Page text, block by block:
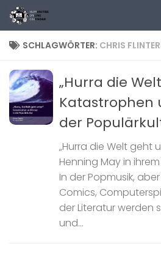
Zum Inhalt springen
SCHLAGWÖRTER: CHRIS
„Hurra die
Katastrophen
der
„Hurra die Welt geht
Henning May in
In der Popmusik,
Comics,
der Literatur werden
und...